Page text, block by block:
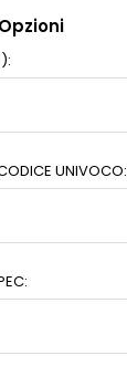
Opzioni
UNIVOCO: